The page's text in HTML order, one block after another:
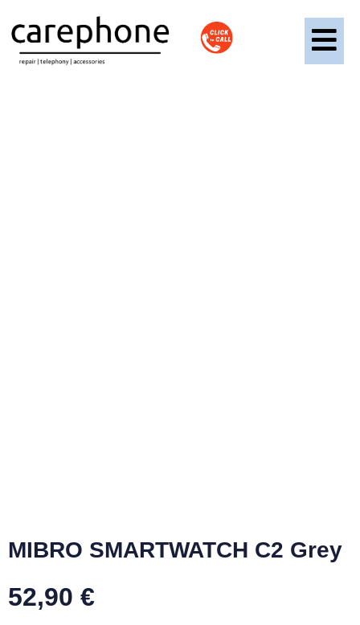
MIBRO SMARTWATCH C2 Grey
52,90 €